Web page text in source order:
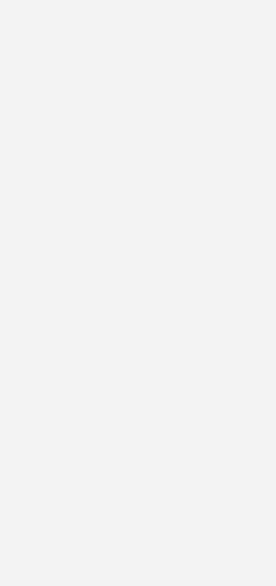
J. Schneider
Arbeit –
Anwendungen im
stark befördert. Davon noch
sozialmedizinische Begutachtung,
Feststellung im Rahmen von
der Justiz deutlichen
nicht nur der elektronische
auch die virtualisierte
Gerichte in Deutschland verfügen